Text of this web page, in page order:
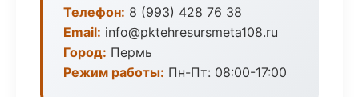
Телефон: 8 (993) 428 76 38
Email: info@pktehresursmeta108.ru
Город: Пермь
Режим работы: Пн-Пт: 08:00-17:00